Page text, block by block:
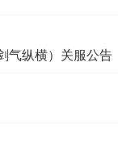
气纵横）关服公告